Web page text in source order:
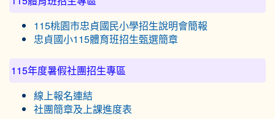
115桃園市忠貞國民小學招生說明會簡報
忠貞國小115體育班招生甄選簡章
115年度暑假社團招生專區
線上報名連結
社團簡章及上課進度表